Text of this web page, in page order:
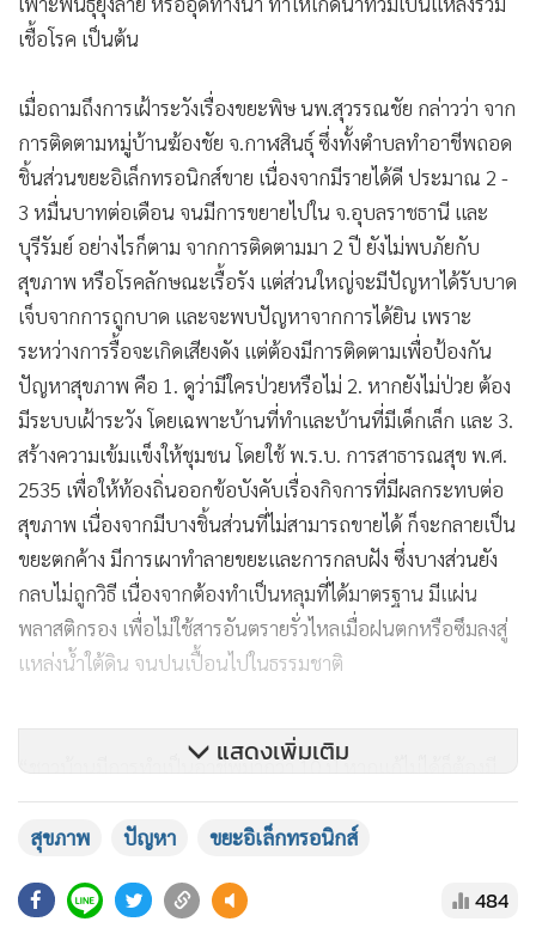
เชื้อโรค เป็นต้น
เมื่อถามถึงการเฝ้าระวังเรื่องขยะพิษ นพ.สุวรรณชัย กล่าวว่า จาก
การติดตามหมู่บ้านฆ้องชัย จ.กาฬสินธุ์ ซึ่งทั้งตำบลทำอาชีพถอด
ชิ้นส่วนขยะอิเล็กทรอนิกส์ขาย เนื่องจากมีรายได้ดี ประมาณ 2 -
3 หมื่นบาทต่อเดือน จนมีการขยายไปใน จ.อุบลราชธานี และ
บุรีรัมย์ อย่างไรก็ตาม จากการติดตามมา 2 ปี ยังไม่พบภัยกับ
สุขภาพ หรือโรคลักษณะเรื้อรัง แต่ส่วนใหญ่จะมีปัญหาได้รับบาด
เจ็บจากการถูกบาด และจะพบปัญหาจากการได้ยิน เพราะ
ระหว่างการรื้อจะเกิดเสียงดัง แต่ต้องมีการติดตามเพื่อป้องกัน
ปัญหาสุขภาพ คือ 1. ดูว่ามีใครป่วยหรือไม่ 2. หากยังไม่ป่วย ต้อง
มีระบบเฝ้าระวัง โดยเฉพาะบ้านที่ทำและบ้านที่มีเด็กเล็ก และ 3.
สร้างความเข้มแข็งให้ชุมชน โดยใช้ พ.ร.บ. การสาธารณสุข พ.ศ.
2535 เพื่อให้ท้องถิ่นออกข้อบังคับเรื่องกิจการที่มีผลกระทบต่อ
สุขภาพ เนื่องจากมีบางชิ้นส่วนที่ไม่สามารถขายได้ ก็จะกลายเป็น
ขยะตกค้าง มีการเผาทำลายขยะและการกลบฝัง ซึ่งบางส่วนยัง
กลบไม่ถูกวิธี เนื่องจากต้องทำเป็นหลุมที่ได้มาตรฐาน มีแผ่น
พลาสติกรอง เพื่อไม่ใช้สารอันตรายรั่วไหลเมื่อฝนตกหรือซึมลงสู่
แหล่งน้ำใต้ดิน จนปนเปื้อนไปในธรรมชาติ
“ชาวบ้านมีการทำเป็นอาชีพมากว่า 10 ปี หากแก้ไม่ได้ก็ต้องมี
การให้ความรู้ถึงความปลอดภัยของตัวเอง คนในครอบครัว และ
ชุมชน หรือหากเปลี่ยนอาชีพได้ก็ให้เปลี่ยน เบื้องต้นผลกระทบ
แคดเมียม หากได้รับในปริมาณมากก็จะมีผลเฉียบพลัน เช่น
แสดงเพิ่มเติม
สุขภาพ ปัญหา ขยะอิเล็กทรอนิกส์
484